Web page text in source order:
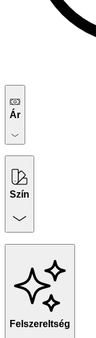
Ár
Szín
Felszereltség